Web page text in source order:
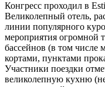
Конгресс проходил в
Великолепный отель,
линии популярного
мероприятия огромной
бассейнов (в том
кортами, пунктами
Участники поездки
великолепную кухню